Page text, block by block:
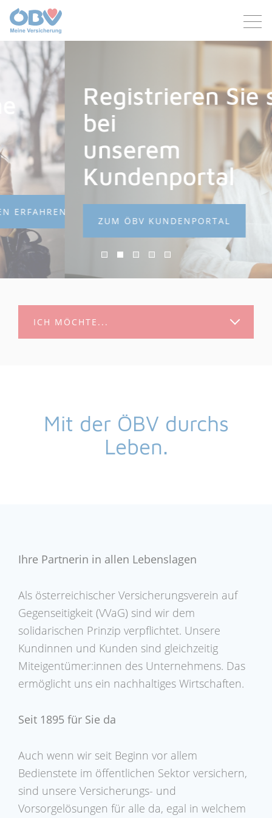
Registrieren Sie sich
bei
unserem
Kundenportal
ZUM ÖBV KUNDENPORTAL
ICH MÖCHTE...
Mit der ÖBV durchs
Leben.
Ihre Partnerin in allen Lebenslagen
Als österreichischer Versicherungsverein auf
Gegenseitigkeit (VVaG) sind wir dem
solidarischen Prinzip verpflichtet. Unsere
Kundinnen und Kunden sind gleichzeitig
Miteigentümer:innen des Unternehmens. Das
ermöglicht uns ein nachhaltiges Wirtschaften.
Seit 1895 für Sie da
Auch wenn wir seit Beginn vor allem
Bedienstete im öffentlichen Sektor versichern,
sind unsere Versicherungs- und
Vorsorgelösungen für alle da, egal in welchem